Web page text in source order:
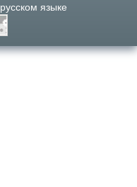
языке